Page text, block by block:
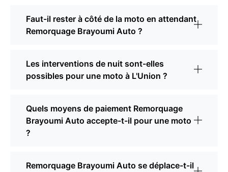
Faut-il rester à côté de la moto en attendant
Remorquage Brayoumi Auto ?
Les interventions de nuit sont-elles
possibles pour une moto à L'Union ?
Quels moyens de paiement Remorquage
Brayoumi Auto accepte-t-il pour une moto
?
Remorquage Brayoumi Auto se déplace-t-il